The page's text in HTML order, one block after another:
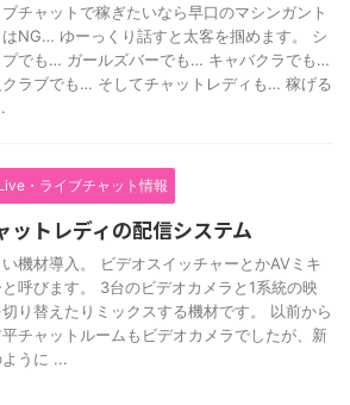
チャットで稼ぎたいなら早口のマシンガント
はNG… ゆーっくり話すと太客を掴めます。 シ
プでも… ガールズバーでも… キャバクラでも…
ラブでも… そしてチャットレディも… 稼げる
・ライブチャット情報
ットレディの配信システム
機材導入。 ビデオスイッチャーとかAVミキ
呼びます。 3台のビデオカメラと1系統の映
り替えたりミックスする機材です。 以前から
チャットルームもビデオカメラでしたが、新
うに ...